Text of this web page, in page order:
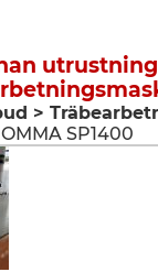
>
OMMA SP1400